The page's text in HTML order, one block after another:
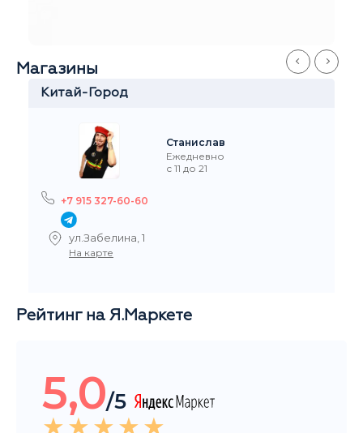
Магазины
Китай-Город
Станислав
Ежедневно
с 11 до 21
+7 915 327-60-60
ул.Забелина, 1
На карте
Рейтинг на Я.Маркете
5,0/5